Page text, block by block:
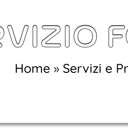
Home» Servizi e